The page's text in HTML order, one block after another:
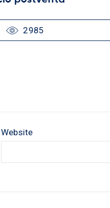
2985
Website